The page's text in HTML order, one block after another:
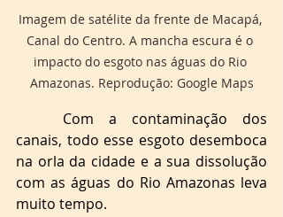
Imagem de satélite da frente de Macapá,
Canal do Centro. A mancha escura é o
impacto do esgoto nas águas do Rio
Amazonas. Reprodução: Google Maps
Com a contaminação dos
canais, todo esse esgoto desemboca
na orla da cidade e a sua dissolução
com as águas do Rio Amazonas leva
muito tempo.